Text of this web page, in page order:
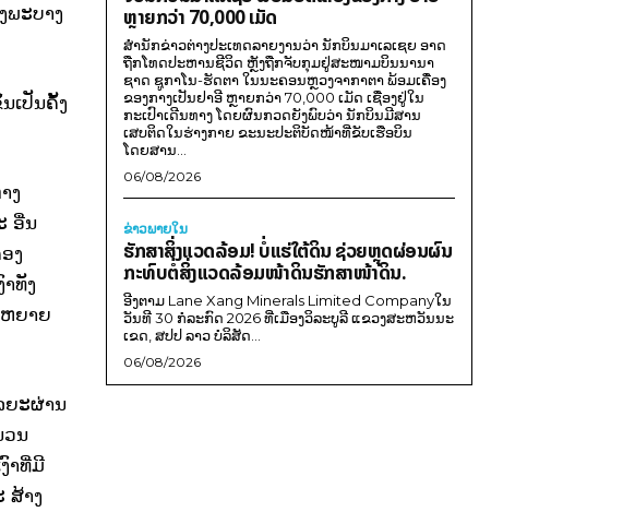
ພະບາງ
ເປັນຄັ້ງ
ງ
ອື່ນ
ງ
ທັງ
ຫຍາຍ
ຍະ​ຜ່ານ​
ວນ​
າທີ່ມີ
ສ້າງ
ຫຼາຍກວ່າ 70,000 ເມັດ
ສຳນັກຂ່າວຕ່າງປະເທດລາຍງານວ່າ ນັກບິນມາເລເຊຍ ອາດ
ຖືກໂທດປະຫານຊີວິດ ຫຼັງຖືກຈັບກຸມຢູ່ສະໜາມບິນນານາ
ຊາດ ຊູກາໂນ-ຮັດຕາ ໃນນະຄອນຫຼວງຈາກາຕາ ພ້ອມເຄື່ອງ
ຂອງກາງເປັນຢາອີ ຫຼາຍກວ່າ 70,000 ເມັດ ເຊື່ອງຢູ່ໃນ
ກະເປົາເດີນທາງ ໂດຍຜົນກວດຍັງພົບວ່າ ນັກບິນມີສານ
ເສບຕິດໃນຮ່າງກາຍ ຂະນະປະຕິບັດໜ້າທີ່ຂັບເຮືອບິນ
ໂດຍສານ...
06/08/2026
ຂ່າວພາຍ​ໃນ
ຮັກສາສິ່ງແວດລ້ອມ! ບໍ່ແຮ່ໃຕ້ດິນ ຊ່ວຍຫຼຸດຜ່ອນຜົນ
ກະທົບຕໍ່ສິ່ງແວດລ້ອມໜ້າດິນຮັກສາໜ້າດິນ.
ອີງຕາມ Lane Xang Minerals Limited Companyໃນ
ວັນທີ 30 ກໍລະກົດ 2026 ທີ່ເມືອງວິລະບູລີ ແຂວງສະຫວັນນະ
ເຂດ, ສປປ ລາວ ບໍລິສັດ...
06/08/2026